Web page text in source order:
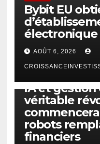
Bybit EU
électronique
AOÛT 6, 2026
IA et gestion
véritable
robots
financiers